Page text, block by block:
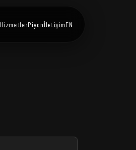
HizmetlerPiyonİletişimEN